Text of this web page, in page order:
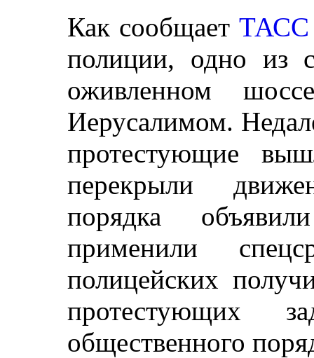
Как сообщаетТАСС
полиции, одно из
оживленном
Иерусалимом.
протестующие
перекрыли
порядка
применили
полицейских
протестующих
общественного